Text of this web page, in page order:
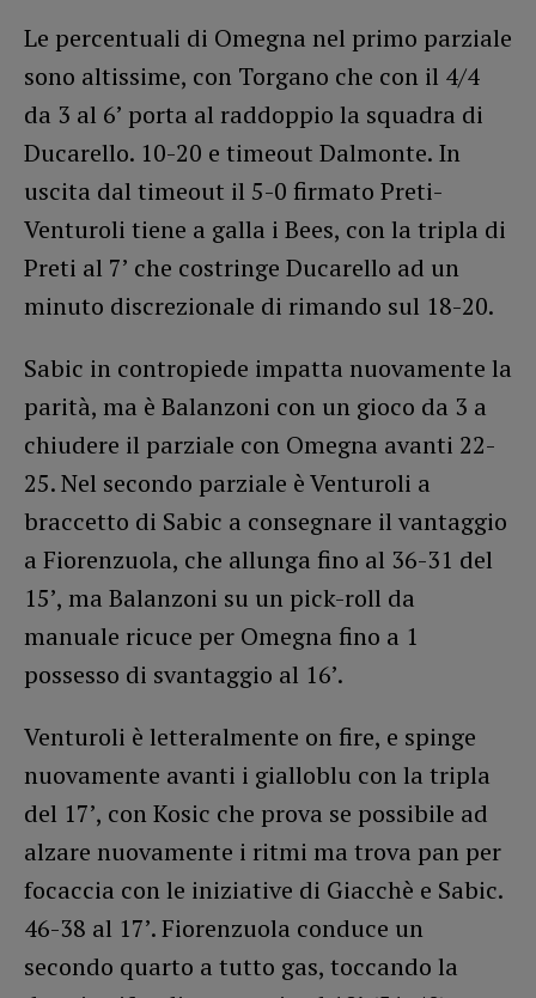
Le percentuali di Omegna nel primo parziale
sono altissime, con Torgano che con il 4/4
da 3 al 6’ porta al raddoppio la squadra di
Ducarello. 10-20 e timeout Dalmonte. In
uscita dal timeout il 5-0 firmato Preti-
Venturoli tiene a galla i Bees, con la tripla di
Preti al 7’ che costringe Ducarello ad un
minuto discrezionale di rimando sul 18-20.
Sabic in contropiede impatta nuovamente la
parità, ma è Balanzoni con un gioco da 3 a
chiudere il parziale con Omegna avanti 22-
25. Nel secondo parziale è Venturoli a
braccetto di Sabic a consegnare il vantaggio
a Fiorenzuola, che allunga fino al 36-31 del
15’, ma Balanzoni su un pick-roll da
manuale ricuce per Omegna fino a 1
possesso di svantaggio al 16’.
Venturoli è letteralmente on fire, e spinge
nuovamente avanti i gialloblu con la tripla
del 17’, con Kosic che prova se possibile ad
alzare nuovamente i ritmi ma trova pan per
focaccia con le iniziative di Giacchè e Sabic.
46-38 al 17’. Fiorenzuola conduce un
secondo quarto a tutto gas, toccando la